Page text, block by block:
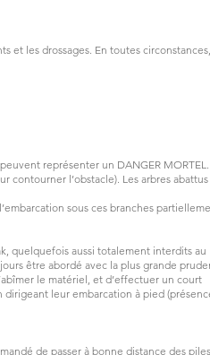
et les drossages. En toutes
représenter un DANGER MORTEL.
l’obstacle). Les arbres abattus
sous ces branches
quelquefois aussi totalement interdits au
être abordé avec la plus grande
le matériel, et d’effectuer un court
leur embarcation à pied
de passer à bonne distance des